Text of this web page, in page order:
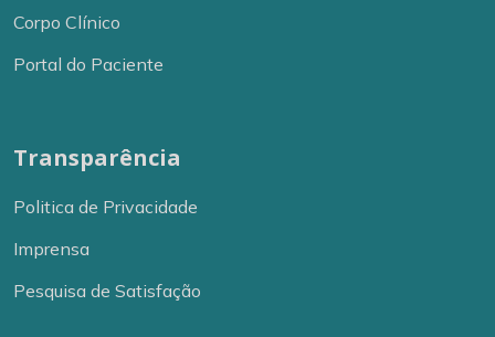
Corpo Clínico
Portal do Paciente
Transparência
Politica de Privacidade
Imprensa
Pesquisa de Satisfação